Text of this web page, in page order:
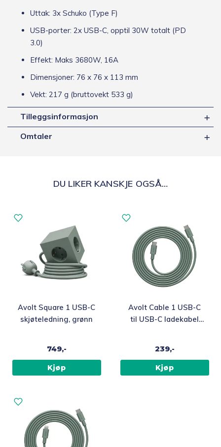
Uttak: 3x Schuko (Type F)
USB-porter: 2x USB-C, opptil 30W totalt (PD
3.0)
Effekt: Maks 3680W, 16A
Dimensjoner: 76 x 76 x 113 mm
Vekt: 217 g (bruttovekt 533 g)
Tilleggsinformasjon
Omtaler
DU LIKER KANSKJE OGSÅ…
Avolt Square 1 USB-C
skjøteledning, grønn
749,-
Kjøp
Avolt Cable 1 USB-C
til USB-C ladekabel
239,-
Kjøp